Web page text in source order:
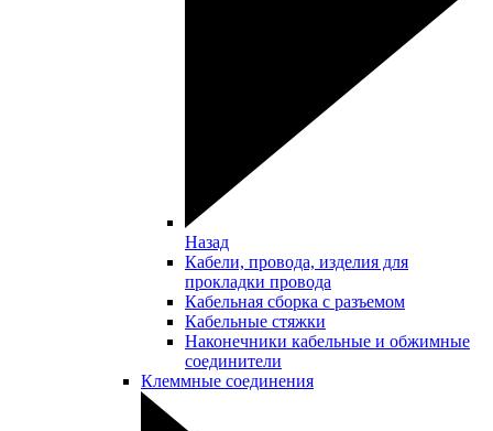
Назад
Кабели, провода, изделия для
прокладки провода
Кабельная сборка с разъемом
Кабельные стяжки
Наконечники кабельные и обжимные
соединители
Клеммные соединения